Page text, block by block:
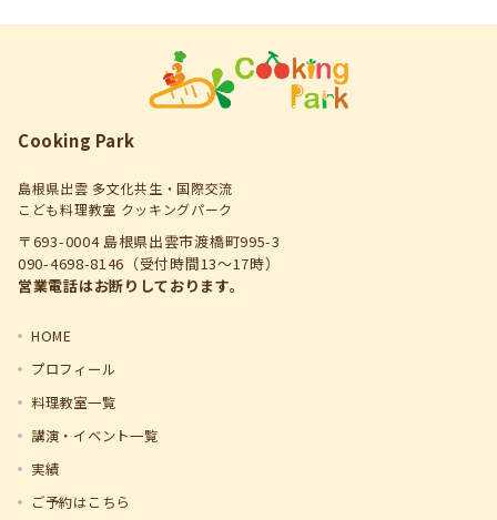
Cooking Park
島根県出雲 多文化共生・国際交流
こども料理教室 クッキングパーク
〒693-0004 島根県出雲市渡橋町995-3
090-4698-8146（受付時間13～17時）
営業電話はお断りしております。
HOME
プロフィール
料理教室一覧
講演・イベント一覧
実績
ご予約はこちら